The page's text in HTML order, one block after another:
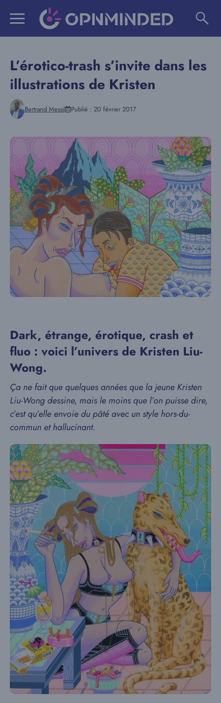
L’érotico-trash s’invite dans les
illustrations de Kristen
Bertrand Messi Publié : 20 février 2017
Dark, étrange, érotique, crash et
fluo : voici l’univers de Kristen Liu-
Wong.
Ça ne fait que quelques années que la jeune Kristen
Liu-Wong dessine, mais le moins que l’on puisse dire,
c’est qu’elle envoie du pâté avec un style hors-du-
commun et hallucinant.